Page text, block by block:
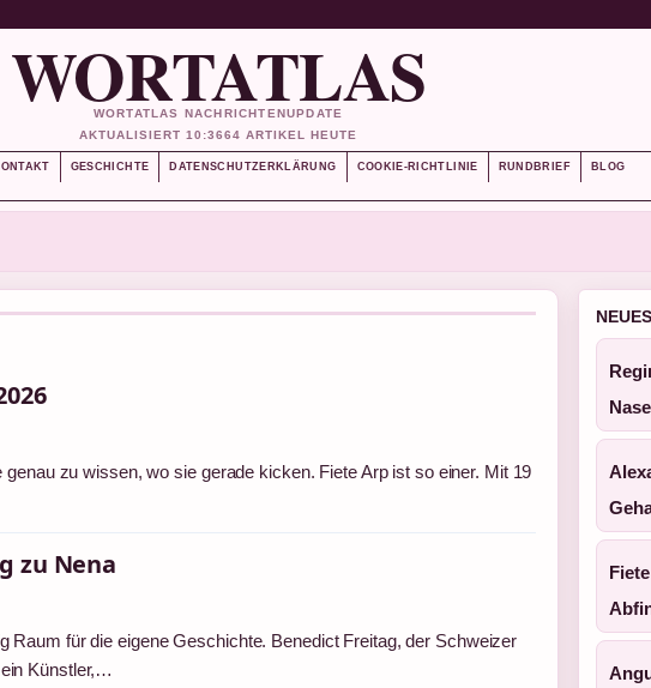
WORTATLAS
WORTATLAS NACHRICHTENUPDATE
AKTUALISIERT 10:3664 ARTIKEL HEUTE
GESCHICHTE DATENSCHUTZERKLÄRUNG COOKIE-RICHTLINIE RUNDBRIEF BLOG
zu wissen, wo sie gerade kicken. Fiete Arp ist so einer. Mit 19
zu Nena
für die eigene Geschichte. Benedict Freitag, der Schweizer
Künstler,…